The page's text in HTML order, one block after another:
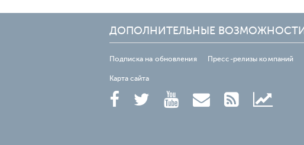
ДОПОЛНИТЕЛЬНЫЕ ВОЗМОЖНОСТИ
Подписка на обновления Пресс-релизы компаний
Карта сайта